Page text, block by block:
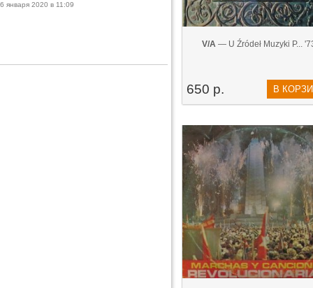
6 января 2020 в 11:09
V/A — U Źródeł Muzyki P...
650 р. В